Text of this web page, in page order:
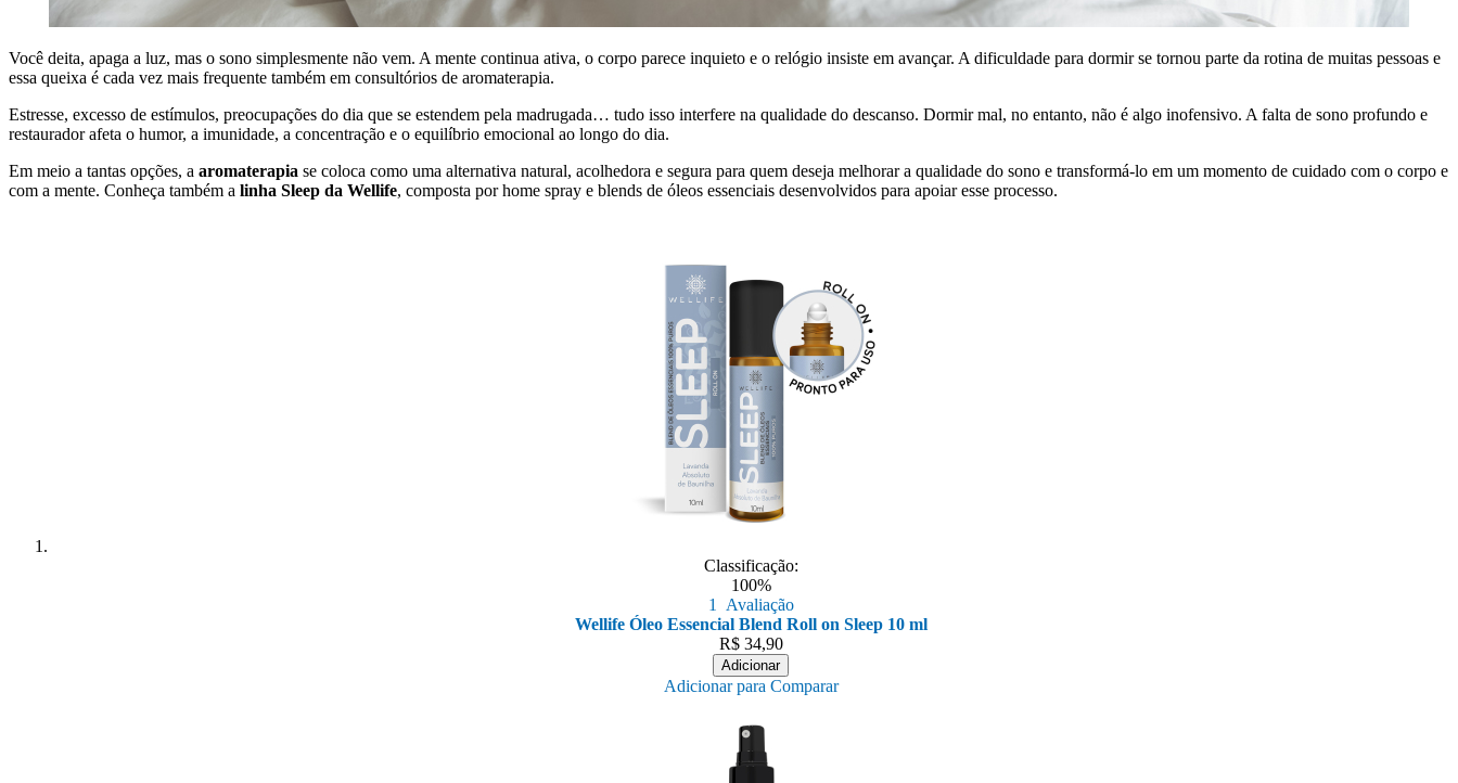
Você deita, apaga a luz, mas o sono simplesmente não vem. A mente continua ativa, o corpo parece inquieto e o relógio insiste em avançar. A dificuldade para dormir se tornou parte da rotina de muitas pessoas e
essa queixa é cada vez mais frequente também em consultórios de aromaterapia.
Estresse, excesso de estímulos, preocupações do dia que se estendem pela madrugada… tudo isso interfere na qualidade do descanso. Dormir mal, no entanto, não é algo inofensivo. A falta de sono profundo e
restaurador afeta o humor, a imunidade, a concentração e o equilíbrio emocional ao longo do dia.
Em meio a tantas opções, a aromaterapia se coloca como uma alternativa natural, acolhedora e segura para quem deseja melhorar a qualidade do sono e transformá-lo em um momento de cuidado com o corpo e
com a mente. Conheça também a linha Sleep da Wellife, composta por home spray e blends de óleos essenciais desenvolvidos para apoiar esse processo.
Classificação:
100%
1 Avaliação
Wellife Óleo Essencial Blend Roll on Sleep 10 ml
R$ 34,90
Adicionar
Adicionar para Comparar